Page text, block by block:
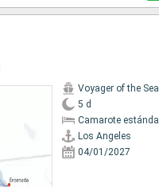
Voyager of the
5 d
Camarote
Los Angeles
04/01/2027